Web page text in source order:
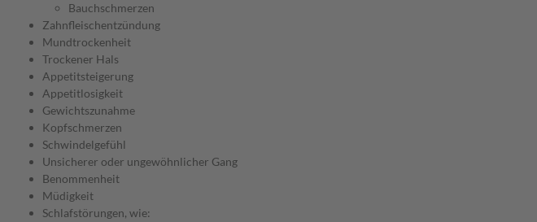
Bauchschmerzen
Zahnfleischentzündung
Mundtrockenheit
Trockener Hals
Appetitsteigerung
Appetitlosigkeit
Gewichtszunahme
Kopfschmerzen
Schwindelgefühl
Unsicherer oder ungewöhnlicher Gang
Benommenheit
Müdigkeit
Schlafstörungen, wie: